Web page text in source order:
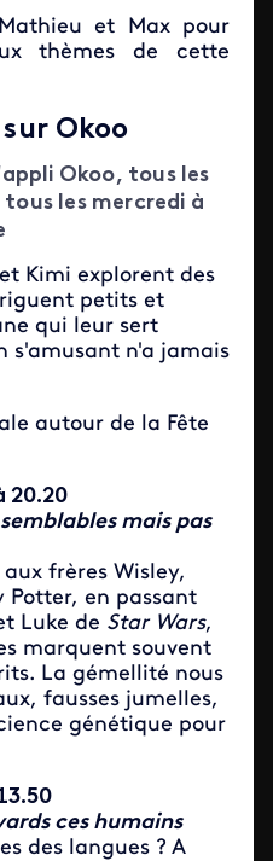
et Max pour
thèmes de cette
Okoo
Okoo, tous les
les mercredi à
Kimi explorent des
petits et
qui leur sert
s'amusant n'a jamais
autour de la Fête
20.20
mais pas
frères Wisley,
Potter, en passant
Luke de Star Wars,
marquent souvent
La gémellité nous
fausses jumelles,
génétique pour
ces humains
des langues ? A